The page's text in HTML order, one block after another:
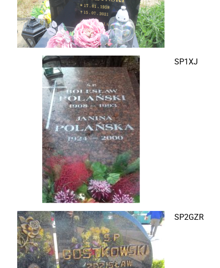
SP1XJ
SP2GZR